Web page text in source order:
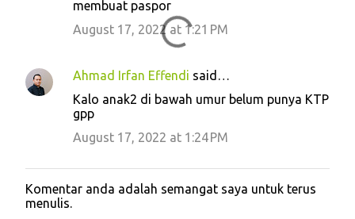
membuat paspor
August 17, 2022 at 1:21 PM
Ahmad Irfan Effendi said…
Kalo anak2 di bawah umur belum punya KTP
gpp
August 17, 2022 at 1:24 PM
P
o
Komentar anda adalah semangat saya untuk terus
menulis.